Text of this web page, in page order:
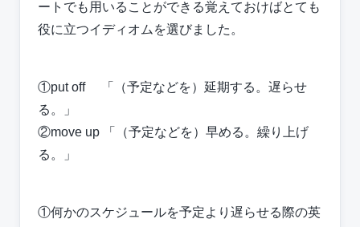
ートでも用いることができる覚えておけばとても
役に立つイディオムを選びました。
①put off 「（予定などを）延期する。遅らせ
る。」
②move up 「（予定などを）早める。繰り上げ
る。」
①何かのスケジュールを予定より遅らせる際の英